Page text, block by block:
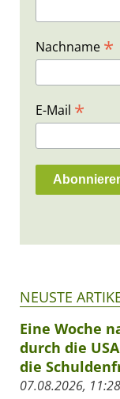
Nachname *
E-Mail *
NEUSTE
Eine Woche
durch die
die
07.08.2026,